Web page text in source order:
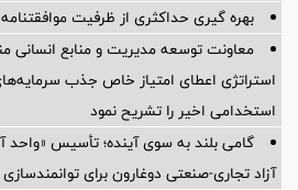
بهره گیری حداکثری از ظرفیت
معاونت توسعه مدیریت و منابع انسانی
استراتژی اعطای امتیاز خاص جذب
استخدامی اخیر را تشریح نمود
گامی بلند به سوی آینده؛ تأسیس
آزاد تجاری-صنعتی دوغارون برای